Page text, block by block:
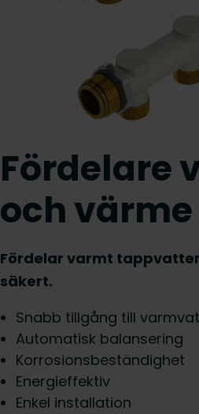
Fördelare
och värme
Fördelar varmt
säkert.
Snabb tillgång till
Automatisk balansering
Korrosionsbeständighet
Energieffektiv
Enkel installation